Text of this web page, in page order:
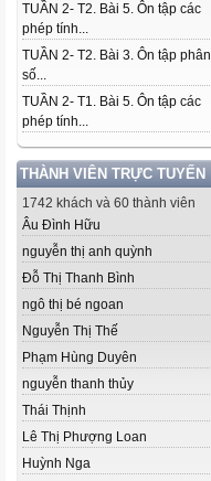
TUẦN 2- T2. Bài 5. Ôn tập các
phép tính...
TUẦN 2- T2. Bài 3. Ôn tập phân
số...
TUẦN 2- T1. Bài 5. Ôn tập các
phép tính...
THÀNH VIÊN TRỰC TUYẾN
1742 khách và 60 thành viên
Âu Đình Hữu
nguyễn thị anh quỳnh
Đỗ Thị Thanh Bình
ngô thị bé ngoan
Nguyễn Thị Thế
Phạm Hùng Duyên
nguyễn thanh thủy
Thái Thịnh
Lê Thị Phượng Loan
Huỳnh Nga